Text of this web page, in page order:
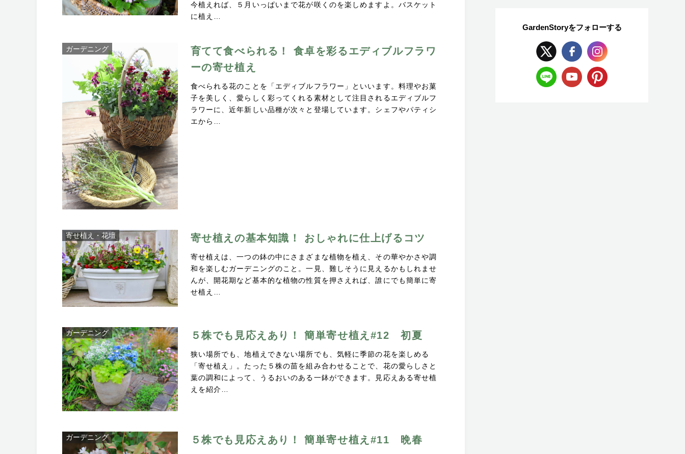
今植えれば、５月いっぱいまで花が咲くのを楽しめますよ。バスケット
に植え…
ガーデニング
育てて食べられる！ 食卓を彩るエディブルフラワ
ーの寄せ植え
食べられる花のことを「エディブルフラワー」といいます。料理やお菓
子を美しく、愛らしく彩ってくれる素材として注目されるエディブルフ
ラワーに、近年新しい品種が次々と登場しています。シェフやパティシ
エから…
寄せ植え・花壇 寄せ植えの基本知識！ おしゃれに仕上げるコツ
寄せ植えは、一つの鉢の中にさまざまな植物を植え、その華やかさや調
和を楽しむガーデニングのこと。一見、難しそうに見えるかもしれませ
んが、開花期など基本的な植物の性質を押さえれば、誰にでも簡単に寄
せ植え…
ガーデニング ５株でも見応えあり！ 簡単寄せ植え#12 初夏
狭い場所でも、地植えできない場所でも、気軽に季節の花を楽しめる
「寄せ植え」。たった５株の苗を組み合わせることで、花の愛らしさと
葉の調和によって、うるおいのある一鉢ができます。見応えある寄せ植
えを紹介…
ガーデニング ５株でも見応えあり！ 簡単寄せ植え#11 晩春
GardenStoryをフォローする